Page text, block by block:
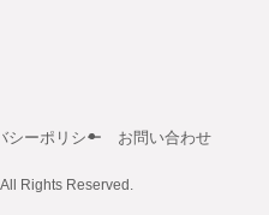
シーポリシー お問い合わせ
Rights Reserved.